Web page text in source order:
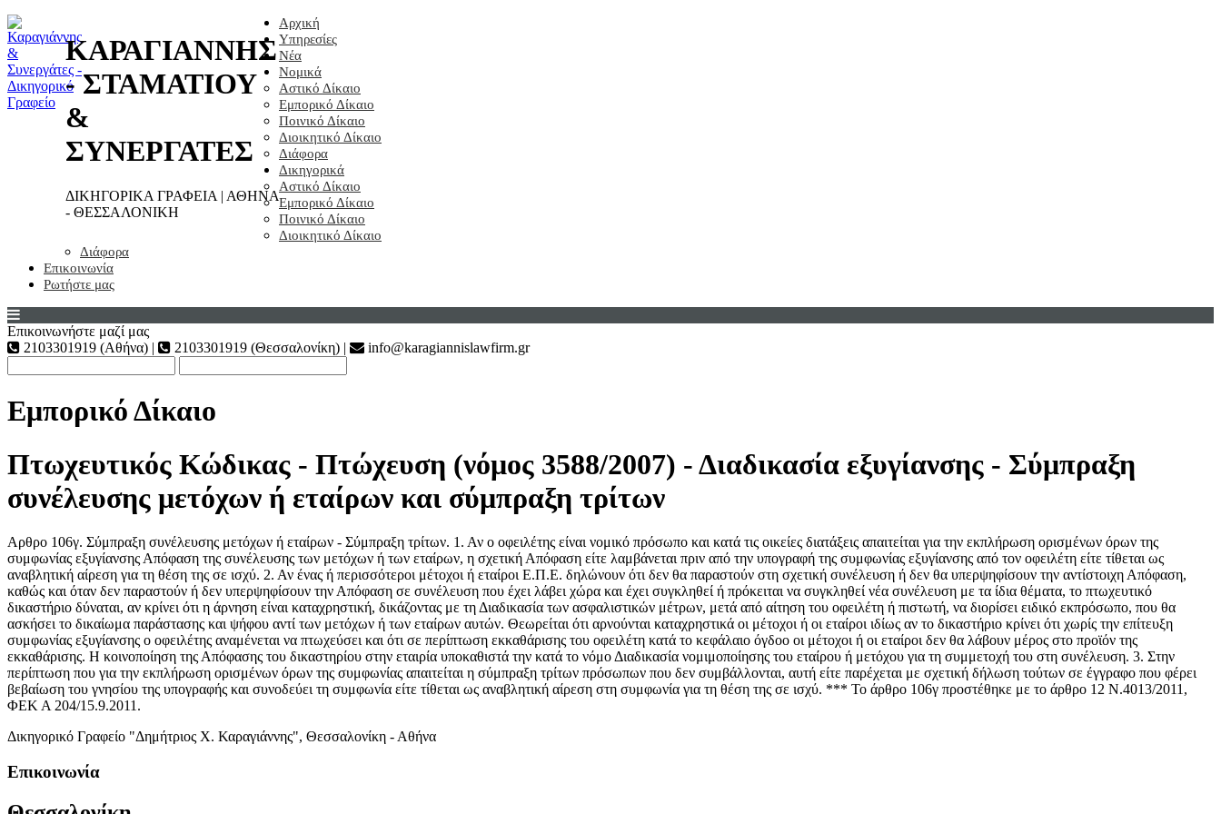
ΚΑΡΑΓΙΑΝΝΗΣ
- ΣΤΑΜΑΤΙΟΥ
&
ΣΥΝΕΡΓΑΤΕΣ
ΔΙΚΗΓΟΡΙΚΑ ΓΡΑΦΕΙΑ | ΑΘΗΝΑ
- ΘΕΣΣΑΛΟΝΙΚΗ
Αρχική
Υπηρεσίες
Νέα
Νομικά
Αστικό Δίκαιο
Εμπορικό Δίκαιο
Ποινικό Δίκαιο
Διοικητικό Δίκαιο
Διάφορα
Δικηγορικά
Αστικό Δίκαιο
Εμπορικό Δίκαιο
Ποινικό Δίκαιο
Διοικητικό Δίκαιο
Διάφορα
Επικοινωνία
Ρωτήστε μας
Επικοινωνήστε μαζί μας
2103301919 (Αθήνα) |
2103301919 (Θεσσαλονίκη) | info@karagiannislawfirm.gr
Εμπορικό Δίκαιο
Πτωχευτικός Κώδικας - Πτώχευση (νόμος 3588/2007) - Διαδικασία εξυγίανσης - Σύμπραξη
συνέλευσης μετόχων ή εταίρων και σύμπραξη τρίτων
Αρθρο 106γ. Σύμπραξη συνέλευσης μετόχων ή εταίρων - Σύμπραξη τρίτων. 1. Αν ο οφειλέτης είναι νομικό πρόσωπο και κατά τις οικείες διατάξεις απαιτείται για την εκπλήρωση ορισμένων όρων της
συμφωνίας εξυγίανσης Απόφαση της συνέλευσης των μετόχων ή των εταίρων, η σχετική Απόφαση είτε λαμβάνεται πριν από την υπογραφή της συμφωνίας εξυγίανσης από τον οφειλέτη είτε τίθεται ως
αναβλητική αίρεση για τη θέση της σε ισχύ. 2. Αν ένας ή περισσότεροι μέτοχοι ή εταίροι Ε.Π.Ε. δηλώνουν ότι δεν θα παραστούν στη σχετική συνέλευση ή δεν θα υπερψηφίσουν την αντίστοιχη Απόφαση,
καθώς και όταν δεν παραστούν ή δεν υπερψηφίσουν την Απόφαση σε συνέλευση που έχει λάβει χώρα και έχει συγκληθεί ή πρόκειται να συγκληθεί νέα συνέλευση με τα ίδια θέματα, το πτωχευτικό
δικαστήριο δύναται, αν κρίνει ότι η άρνηση είναι καταχρηστική, δικάζοντας με τη Διαδικασία των ασφαλιστικών μέτρων, μετά από αίτηση του οφειλέτη ή πιστωτή, να διορίσει ειδικό εκπρόσωπο, που θα
ασκήσει το δικαίωμα παράστασης και ψήφου αντί των μετόχων ή των εταίρων αυτών. Θεωρείται ότι αρνούνται καταχρηστικά οι μέτοχοι ή οι εταίροι ιδίως αν το δικαστήριο κρίνει ότι χωρίς την επίτευξη
συμφωνίας εξυγίανσης ο οφειλέτης αναμένεται να πτωχεύσει και ότι σε περίπτωση εκκαθάρισης του οφειλέτη κατά το κεφάλαιο όγδοο οι μέτοχοι ή οι εταίροι δεν θα λάβουν μέρος στο προϊόν της
εκκαθάρισης. Η κοινοποίηση της Απόφασης του δικαστηρίου στην εταιρία υποκαθιστά την κατά το νόμο Διαδικασία νομιμοποίησης του εταίρου ή μετόχου για τη συμμετοχή του στη συνέλευση. 3. Στην
περίπτωση που για την εκπλήρωση ορισμένων όρων της συμφωνίας απαιτείται η σύμπραξη τρίτων πρόσωπων που δεν συμβάλλονται, αυτή είτε παρέχεται με σχετική δήλωση τούτων σε έγγραφο που φέρει
βεβαίωση του γνησίου της υπογραφής και συνοδεύει τη συμφωνία είτε τίθεται ως αναβλητική αίρεση στη συμφωνία για τη θέση της σε ισχύ. *** Το άρθρο 106γ προστέθηκε με το άρθρο 12 Ν.4013/2011,
ΦΕΚ Α 204/15.9.2011.
Δικηγορικό Γραφείο "Δημήτριος Χ. Καραγιάννης", Θεσσαλονίκη - Αθήνα
Επικοινωνία